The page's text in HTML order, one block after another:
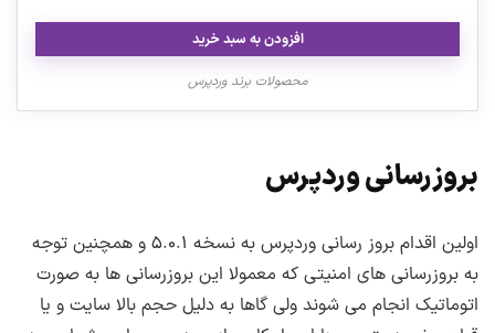
افزودن به سبد خرید
محصولات برند وردپرس
بروزرسانی وردپرس
اولین اقدام بروز رسانی وردپرس به نسخه ۵.۰.۱ و همچنین توجه
به بروزرسانی های امنیتی که معمولا این بروزرسانی ها به صورت
اتوماتیک انجام می شوند ولی گاها به دلیل حجم بالا سایت و یا